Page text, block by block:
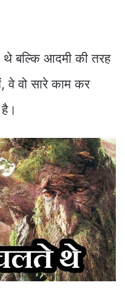
बल्कि आदमी की तरह
वो सारे काम कर